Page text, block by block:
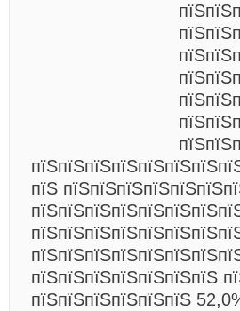
пїЅ
пїЅпїЅпїЅпїЅпїЅпїЅпїЅ
пїЅпїЅпїЅпїЅпїЅпїЅ